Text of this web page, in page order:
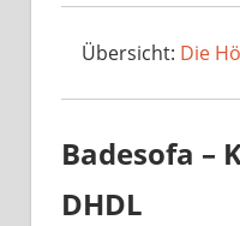
Übersicht: Die
Badesofa –
DHDL